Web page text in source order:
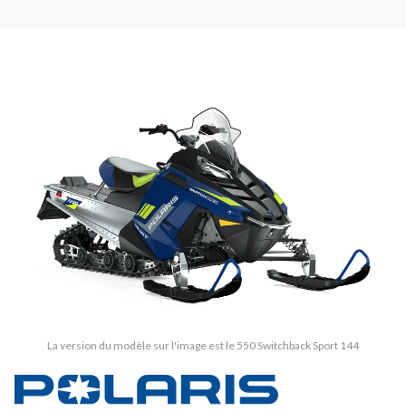
La version du modèle sur l'image est le 550 Switchback Sport 144